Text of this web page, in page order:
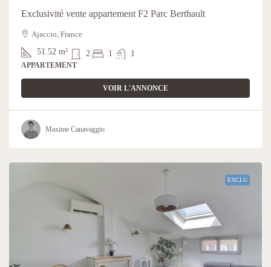
Exclusivité vente appartement F2 Parc Berthault
Ajaccio, France
51.52 m² 2 1 1
APPARTEMENT
VOIR L'ANNONCE
Maxime Canavaggio
EXCLU